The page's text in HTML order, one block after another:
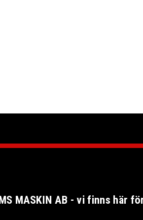
MASKIN AB - vi finns här